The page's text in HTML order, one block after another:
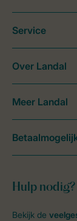
Hulp nodig?
Bekijk de
Service
Over Landal
Meer Landal